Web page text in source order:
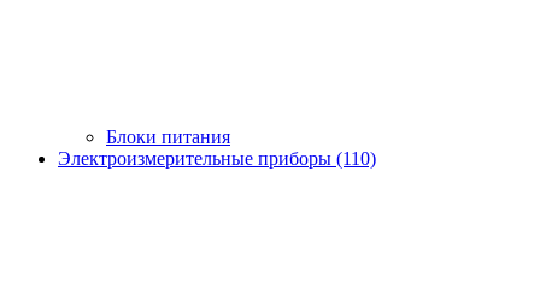
Блоки питания
Электроизмерительные приборы (110)